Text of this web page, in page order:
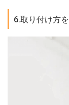
6.取り付け方